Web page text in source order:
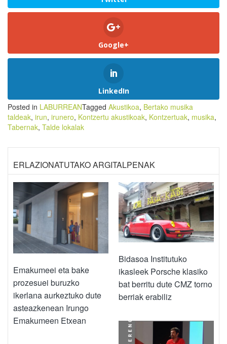
Google+
LinkedIn
Posted in LABURREANTagged Akustikoa, Bertako musika
taldeak, irun, irunero, Kontzertu akustikoak, Kontzertuak, musika,
Tabernak, Talde lokalak
ERLAZIONATUTAKO ARGITALPENAK
Emakumeei eta bake
prozesuei buruzko
ikerlana aurkeztuko dute
asteazkenean Irungo
Emakumeen Etxean
Bidasoa Institutuko
ikasleek Porsche klasiko
bat berritu dute CMZ torno
berriak erabiliz